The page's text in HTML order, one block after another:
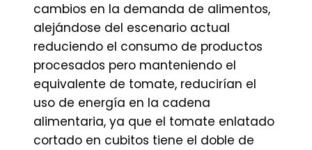
cambios en la demanda de alimentos,
alejándose del escenario actual
reduciendo el consumo de productos
procesados pero manteniendo el
equivalente de tomate, reducirían el
uso de energía en la cadena
alimentaria, ya que el tomate enlatado
cortado en cubitos tiene el doble de